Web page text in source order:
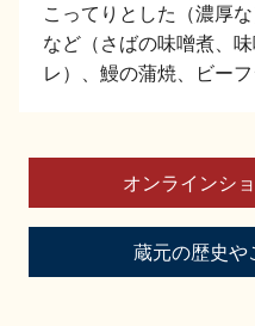
こってりとした（濃厚
など（さばの味噌煮、
レ）、鰻の蒲焼、ビーフ
オンラインシ
蔵元の歴史や